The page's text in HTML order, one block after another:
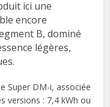
ici une
encore
B, dominé
légères,
Super DM-i, associée
versions : 7,4 kWh ou